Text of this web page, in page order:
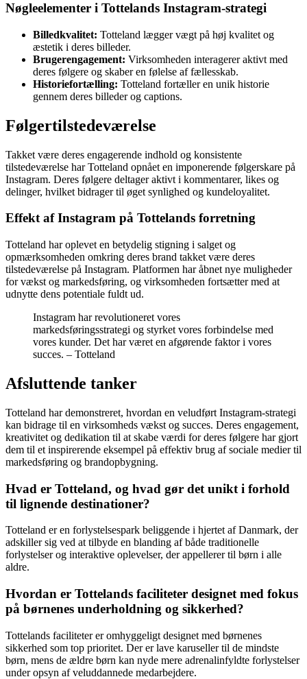
Nøgleelementer i Tottelands Instagram-strategi
Billedkvalitet: Totteland lægger vægt på høj kvalitet og
æstetik i deres billeder.
Brugerengagement: Virksomheden interagerer aktivt med
deres følgere og skaber en følelse af fællesskab.
Historiefortælling: Totteland fortæller en unik historie
gennem deres billeder og captions.
Følgertilstedeværelse
Takket være deres engagerende indhold og konsistente
tilstedeværelse har Totteland opnået en imponerende følgerskare på
Instagram. Deres følgere deltager aktivt i kommentarer, likes og
delinger, hvilket bidrager til øget synlighed og kundeloyalitet.
Effekt af Instagram på Tottelands forretning
Totteland har oplevet en betydelig stigning i salget og
opmærksomheden omkring deres brand takket være deres
tilstedeværelse på Instagram. Platformen har åbnet nye muligheder
for vækst og markedsføring, og virksomheden fortsætter med at
udnytte dens potentiale fuldt ud.
Instagram har revolutioneret vores
markedsføringsstrategi og styrket vores forbindelse med
vores kunder. Det har været en afgørende faktor i vores
succes. – Totteland
Afsluttende tanker
Totteland har demonstreret, hvordan en veludført Instagram-strategi
kan bidrage til en virksomheds vækst og succes. Deres engagement,
kreativitet og dedikation til at skabe værdi for deres følgere har gjort
dem til et inspirerende eksempel på effektiv brug af sociale medier til
markedsføring og brandopbygning.
Hvad er Totteland, og hvad gør det unikt i forhold
til lignende destinationer?
Totteland er en forlystelsespark beliggende i hjertet af Danmark, der
adskiller sig ved at tilbyde en blanding af både traditionelle
forlystelser og interaktive oplevelser, der appellerer til børn i alle
aldre.
Hvordan er Tottelands faciliteter designet med fokus
på børnenes underholdning og sikkerhed?
Tottelands faciliteter er omhyggeligt designet med børnenes
sikkerhed som top prioritet. Der er lave karuseller til de mindste
børn, mens de ældre børn kan nyde mere adrenalinfyldte forlystelser
under opsyn af veluddannede medarbejdere.